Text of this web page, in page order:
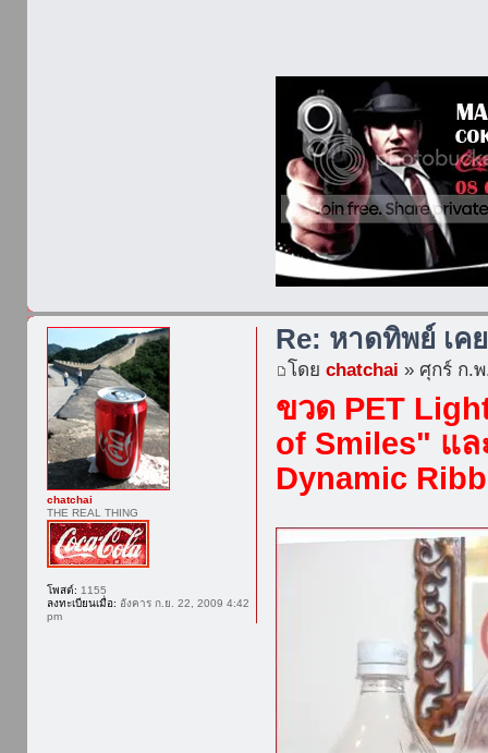
Re: หาดทิพย์ เค
โดยchatchai » ศุกร์ ก.พ
ขวด PET
of Smiles" แล
Dynamic
chatchai
THE REAL THING
โพสต์: 1155
ลงทะเบียนเมื่อ: อังคาร ก.ย. 22, 2009 4:42
pm